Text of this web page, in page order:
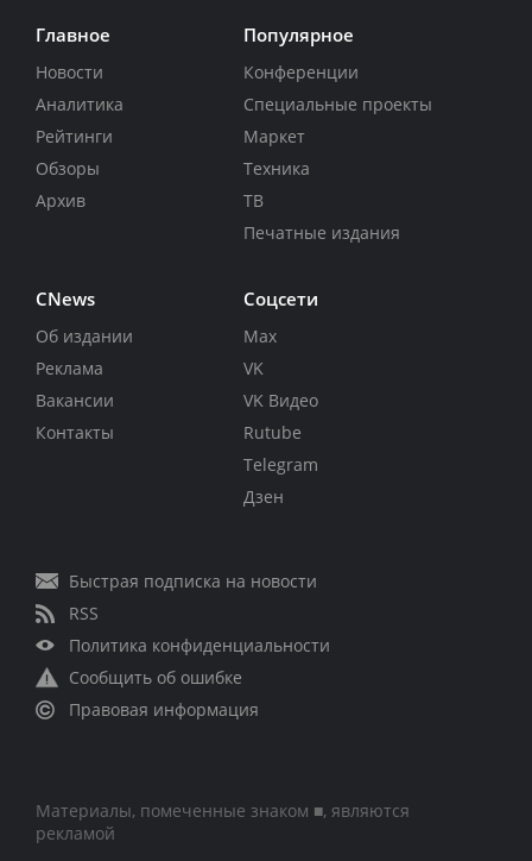
Главное
Новости
Аналитика
Рейтинги
Обзоры
Архив
Популярное
Конференции
Специальные проекты
Маркет
Техника
ТВ
Печатные издания
CNews
Об издании
Реклама
Вакансии
Контакты
Соцсети
Max
VK
VK Видео
Rutube
Telegram
Дзен
Быстрая подписка на новости
RSS
Политика конфиденциальности
Сообщить об ошибке
Правовая информация
Материалы, помеченные знаком ■, являются
рекламой